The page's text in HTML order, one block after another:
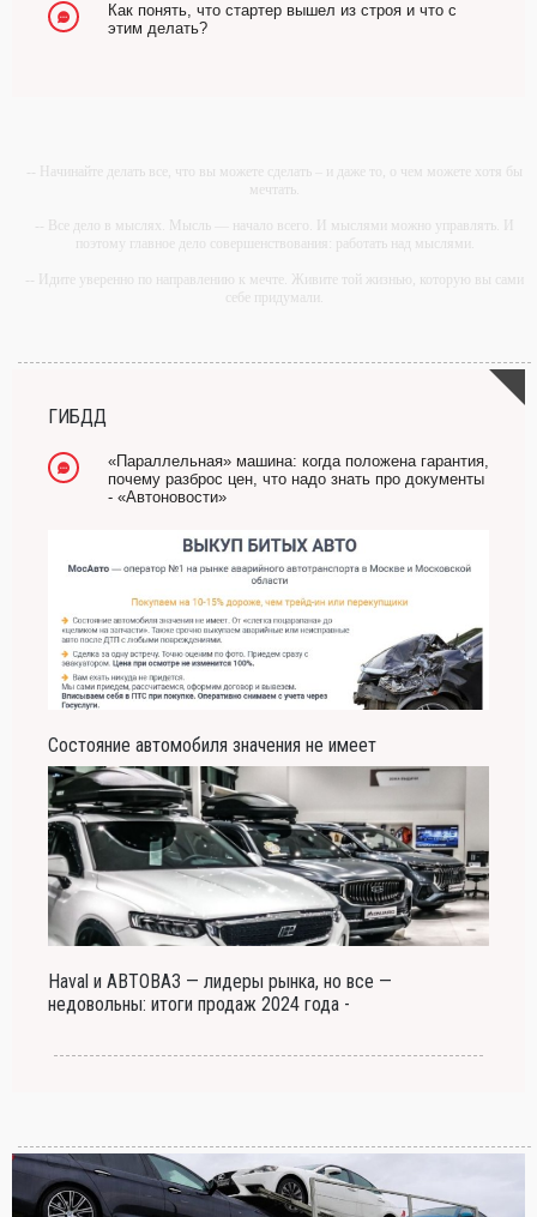
Как понять, что стартер вышел из строя и что с
этим делать?
-- Начинайте делать все, что вы можете сделать – и даже то, о чем можете хотя бы
мечтать.
-- Все дело в мыслях. Мысль — начало всего. И мыслями можно управлять. И
поэтому главное дело совершенствования: работать над мыслями.
-- Идите уверенно по направлению к мечте. Живите той жизнью, которую вы сами
себе придумали.
-- Лучшее, что можно сделать с хорошим советом, это пропустить его мимо ушей.
Он никогда не бывает полезен никому, кроме того, кто его дал.
ГИБДД
«Параллельная» машина: когда положена гарантия,
почему разброс цен, что надо знать про документы
- «Автоновости»
Состояние автомобиля значения не имеет
Haval и АВТОВАЗ — лидеры рынка, но все —
недовольны: итоги продаж 2024 года -